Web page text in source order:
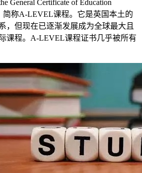
General Certificate of Education
简称A-LEVEL课程。它是英国本土的
，但现在已逐渐发展成为全球最大且
课程。A-LEVEL课程证书几乎被所有